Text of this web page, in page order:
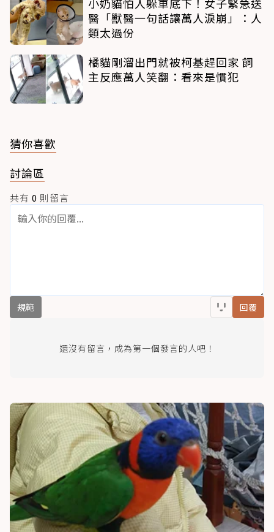
醫「獸醫一句話讓萬人淚崩」：人
類太過份
橘貓剛溜出門就被柯基趕回家 飼
主反應萬人笑翻：看來是慣犯
猜你喜歡
討論區
共有 0 則留言
規範 回覆
還沒有留言，成為第一個發言的人吧！